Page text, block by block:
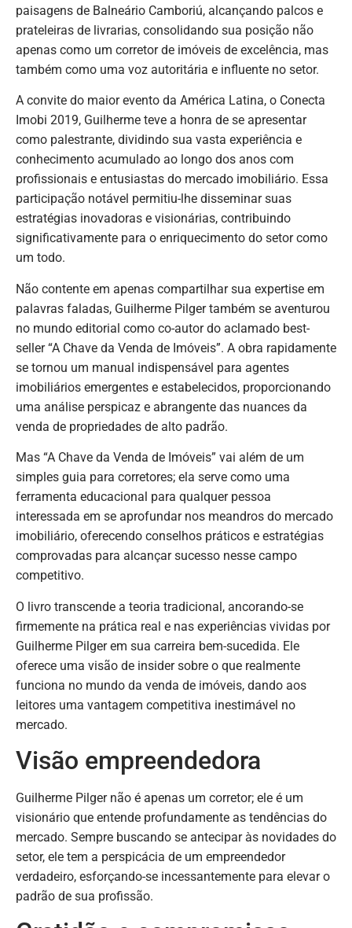
paisagens de Balneário Camboriú, alcançando palcos e
prateleiras de livrarias, consolidando sua posição não
apenas como um corretor de imóveis de excelência, mas
também como uma voz autoritária e influente no setor.
A convite do maior evento da América Latina, o Conecta
Imobi 2019, Guilherme teve a honra de se apresentar
como palestrante, dividindo sua vasta experiência e
conhecimento acumulado ao longo dos anos com
profissionais e entusiastas do mercado imobiliário. Essa
participação notável permitiu-lhe disseminar suas
estratégias inovadoras e visionárias, contribuindo
significativamente para o enriquecimento do setor como
um todo.
Não contente em apenas compartilhar sua expertise em
palavras faladas, Guilherme Pilger também se aventurou
no mundo editorial como co-autor do aclamado best-
seller “A Chave da Venda de Imóveis”. A obra rapidamente
se tornou um manual indispensável para agentes
imobiliários emergentes e estabelecidos, proporcionando
uma análise perspicaz e abrangente das nuances da
venda de propriedades de alto padrão.
Mas “A Chave da Venda de Imóveis” vai além de um
simples guia para corretores; ela serve como uma
ferramenta educacional para qualquer pessoa
interessada em se aprofundar nos meandros do mercado
imobiliário, oferecendo conselhos práticos e estratégias
comprovadas para alcançar sucesso nesse campo
competitivo.
O livro transcende a teoria tradicional, ancorando-se
firmemente na prática real e nas experiências vividas por
Guilherme Pilger em sua carreira bem-sucedida. Ele
oferece uma visão de insider sobre o que realmente
funciona no mundo da venda de imóveis, dando aos
leitores uma vantagem competitiva inestimável no
mercado.
Visão empreendedora
Guilherme Pilger não é apenas um corretor; ele é um
visionário que entende profundamente as tendências do
mercado. Sempre buscando se antecipar às novidades do
setor, ele tem a perspicácia de um empreendedor
verdadeiro, esforçando-se incessantemente para elevar o
padrão de sua profissão.